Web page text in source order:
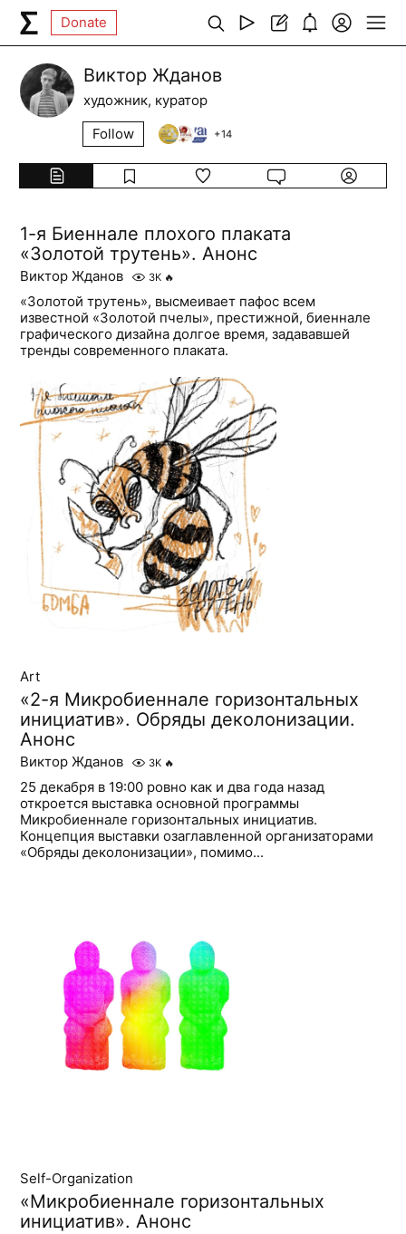
Donate
Виктор Жданов
художник, куратор
Follow
+14
1-я Биеннале плохого плаката
«‎Золотой трутень». Анонс
Виктор Жданов 3K 🔥
«Золотой трутень», высмеивает пафос всем
известной «Золотой пчелы», престижной, биеннале
графического дизайна долгое время, задававшей
тренды современного плаката.
Art
«2-я Микробиеннале горизонтальных
инициатив». Обряды деколонизации.
Анонс
Виктор Жданов 3K 🔥
25 декабря в 19:00 ровно как и два года назад
откроется выставка основной программы
Микробиеннале горизонтальных инициатив.
Концепция выставки озаглавленной организаторами
«Обряды деколонизации», помимо...
Self-Organization
«Микробиеннале горизонтальных
инициатив». Анонс